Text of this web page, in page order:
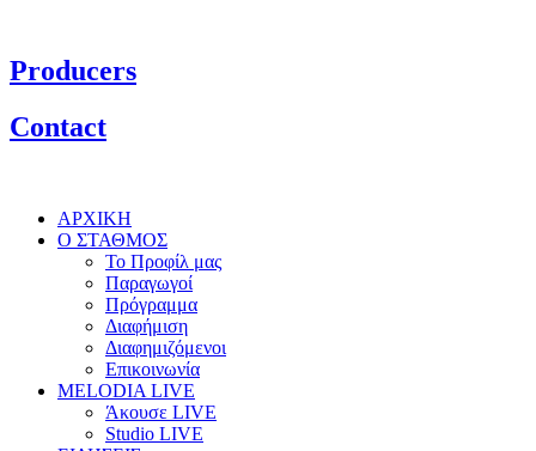
Producers
Contact
ΑΡΧΙΚΗ
Ο ΣΤΑΘΜΟΣ
Το Προφίλ μας
Παραγωγοί
Πρόγραμμα
Διαφήμιση
Διαφημιζόμενοι
Επικοινωνία
MELODIA LIVE
Άκουσε LIVE
Studio LIVE